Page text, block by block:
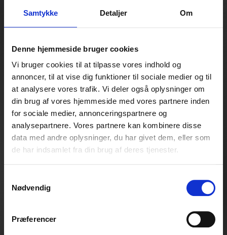
Samtykke Detaljer Om
Denne hjemmeside bruger cookies
Vi bruger cookies til at tilpasse vores indhold og
annoncer, til at vise dig funktioner til sociale medier og til
at analysere vores trafik. Vi deler også oplysninger om
din brug af vores hjemmeside med vores partnere inden
for sociale medier, annonceringspartnere og
analysepartnere. Vores partnere kan kombinere disse
data med andre oplysninger, du har givet dem, eller som
de har indsamlet fra din brug af deres tjenester.
Nødvendig
Præferencer